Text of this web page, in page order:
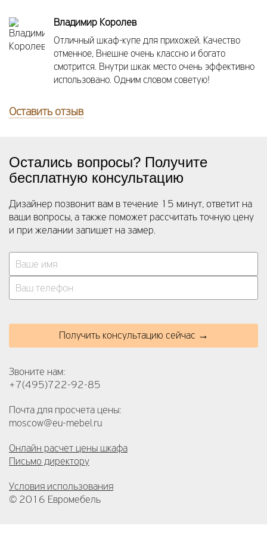
Владимир Королев
Отличный шкаф-купе для прихожей. Качество
отменное, Внешне очень классно и богато
смотрится. Внутри шкак место очень эффективно
использовано. Одним словом советую!
Оставить отзыв
Остались вопросы? Получите
бесплатную консультацию
Дизайнер позвонит вам в течение 15 минут, ответит на
ваши вопросы, а также поможет рассчитать точную цену
и при желании запишет на замер.
Получить консультацию сейчас →
Звоните нам:
+7(495)722-92-85
Почта для просчета цены:
moscow@eu-mebel.ru
Онлайн расчет цены шкафа
Письмо директору
Условия использования
© 2016 Евромебель